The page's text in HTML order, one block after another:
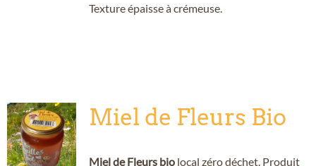
Texture épaisse à crémeuse.
Miel de Fleurs Bio
Miel de Fleurs biolocal zéro déchet. Produit